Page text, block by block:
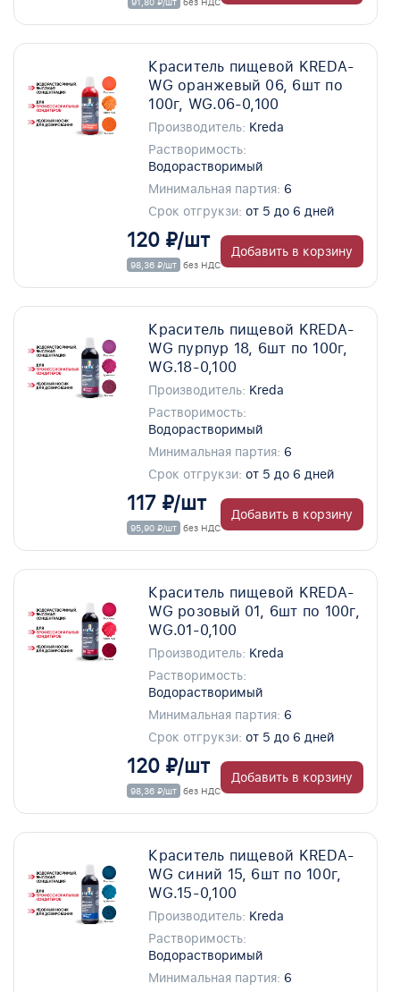
Краситель пищевой KREDA-
WG оранжевый 06, 6шт по
100г, WG.06-0,100
Производитель: Kreda
Растворимость:
Водорастворимый
Минимальная партия: 6
Срок отгрукзи: от 5 до 6 дней
120 ₽/шт
98,36 ₽/шт без НДС
Добавить в корзину
Краситель пищевой KREDA-
WG пурпур 18, 6шт по 100г,
WG.18-0,100
Производитель: Kreda
Растворимость:
Водорастворимый
Минимальная партия: 6
Срок отгрукзи: от 5 до 6 дней
117 ₽/шт
95,90 ₽/шт без НДС
Добавить в корзину
Краситель пищевой KREDA-
WG розовый 01, 6шт по 100г,
WG.01-0,100
Производитель: Kreda
Растворимость:
Водорастворимый
Минимальная партия: 6
Срок отгрукзи: от 5 до 6 дней
120 ₽/шт
98,36 ₽/шт без НДС
Добавить в корзину
Краситель пищевой KREDA-
WG синий 15, 6шт по 100г,
WG.15-0,100
Производитель: Kreda
Растворимость:
Водорастворимый
Минимальная партия: 6